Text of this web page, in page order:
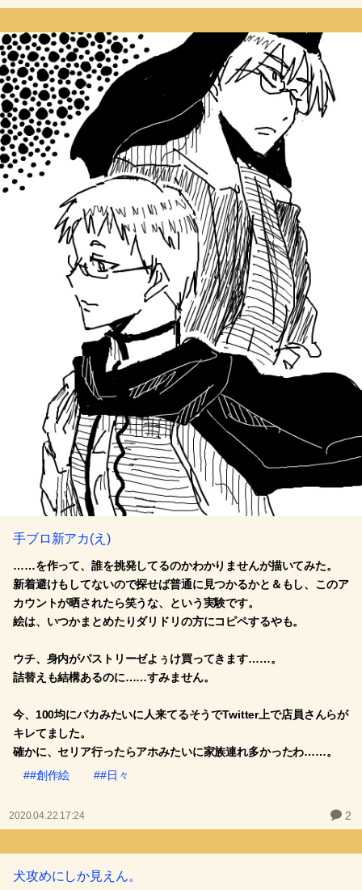
手ブロ新アカ(え)
……を作って、誰を挑発してるのかわかりませんが描いてみた。
新着避けもしてないので探せば普通に見つかるかと＆もし、このア
カウントが晒されたら笑うな、という実験です。
絵は、いつかまとめたりダリドリの方にコピペするやも。
ウチ、身内がパストリーゼよぅけ買ってきます……。
詰替えも結構あるのに……すみません。
今、100均にバカみたいに人来てるそうでTwitter上で店員さんらが
キレてました。
確かに、セリア行ったらアホみたいに家族連れ多かったわ……。
##創作絵
##日々
2020.04.22 17:24 2
犬攻めにしか見えん。